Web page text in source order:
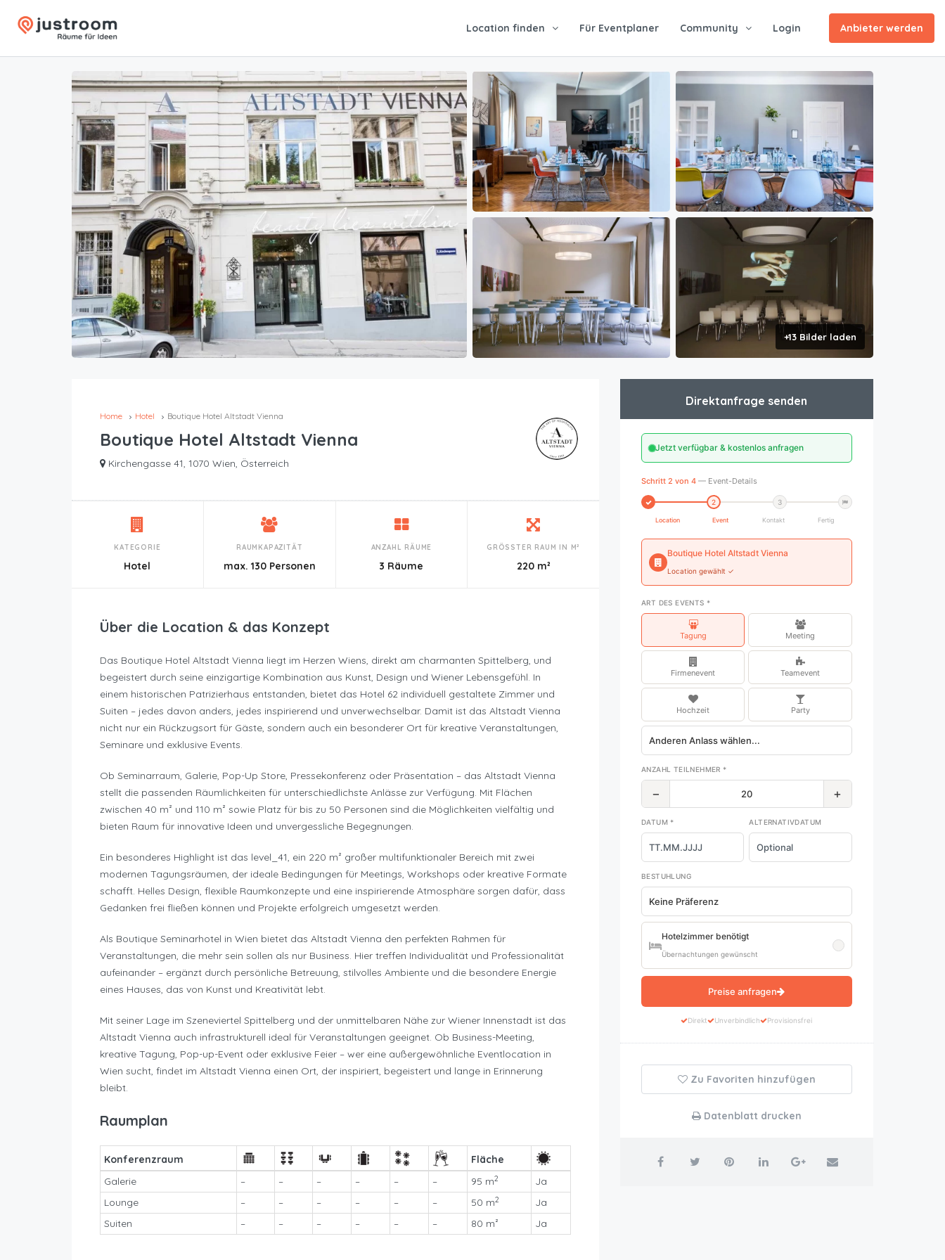
Location finden Für Eventplaner Community Login Anbieter werden
+13 Bilder laden
Home Hotel Boutique Hotel Altstadt Vienna
Boutique Hotel Altstadt Vienna
Kirchengasse 41, 1070 Wien, Österreich
KATEGORIE
Hotel
RAUMKAPAZITÄT
max. 130 Personen
ANZAHL RÄUME
3 Räume
GRÖSSTER RAUM IN M²
220 m²
Über die Location & das Konzept
Das Boutique Hotel Altstadt Vienna liegt im Herzen Wiens, direkt am charmanten Spittelberg, und
begeistert durch seine einzigartige Kombination aus Kunst, Design und Wiener Lebensgefühl. In
einem historischen Patrizierhaus entstanden, bietet das Hotel 62 individuell gestaltete Zimmer und
Suiten – jedes davon anders, jedes inspirierend und unverwechselbar. Damit ist das Altstadt Vienna
nicht nur ein Rückzugsort für Gäste, sondern auch ein besonderer Ort für kreative Veranstaltungen,
Seminare und exklusive Events.
Ob Seminarraum, Galerie, Pop-Up Store, Pressekonferenz oder Präsentation – das Altstadt Vienna
stellt die passenden Räumlichkeiten für unterschiedlichste Anlässe zur Verfügung. Mit Flächen
zwischen 40 m² und 110 m² sowie Platz für bis zu 50 Personen sind die Möglichkeiten vielfältig und
bieten Raum für innovative Ideen und unvergessliche Begegnungen.
Ein besonderes Highlight ist das level_41, ein 220 m² großer multifunktionaler Bereich mit zwei
modernen Tagungsräumen, der ideale Bedingungen für Meetings, Workshops oder kreative Formate
schafft. Helles Design, flexible Raumkonzepte und eine inspirierende Atmosphäre sorgen dafür, dass
Gedanken frei fließen können und Projekte erfolgreich umgesetzt werden.
Als Boutique Seminarhotel in Wien bietet das Altstadt Vienna den perfekten Rahmen für
Veranstaltungen, die mehr sein sollen als nur Business. Hier treffen Individualität und Professionalität
aufeinander – ergänzt durch persönliche Betreuung, stilvolles Ambiente und die besondere Energie
eines Hauses, das von Kunst und Kreativität lebt.
Mit seiner Lage im Szeneviertel Spittelberg und der unmittelbaren Nähe zur Wiener Innenstadt ist das
Altstadt Vienna auch infrastrukturell ideal für Veranstaltungen geeignet. Ob Business-Meeting,
kreative Tagung, Pop-up-Event oder exklusive Feier – wer eine außergewöhnliche Eventlocation in
Wien sucht, findet im Altstadt Vienna einen Ort, der inspiriert, begeistert und lange in Erinnerung
bleibt.
Raumplan
Konferenzraum
Fläche
Galerie
– – – – – – 95 m2
Ja
Lounge
– – – – – – 50 m2
Ja
Suiten
– – – – – – 80 m² Ja
Direktanfrage senden
Jetzt verfügbar & kostenlos anfragen
Schritt 2 von 4 — Event-Details
2 3
Location Event Kontakt Fertig
Boutique Hotel Altstadt Vienna
Location gewählt ✓
ART DES EVENTS *
Tagung Meeting
Firmenevent Teamevent
Hochzeit Party
ANZAHL TEILNEHMER *
− +
DATUM * ALTERNATIVDATUM
BESTUHLUNG
Hotelzimmer benötigt
Übernachtungen gewünscht
Preise anfragen
Direkt Unverbindlich Provisionsfrei
Zu Favoriten hinzufügen
Datenblatt drucken